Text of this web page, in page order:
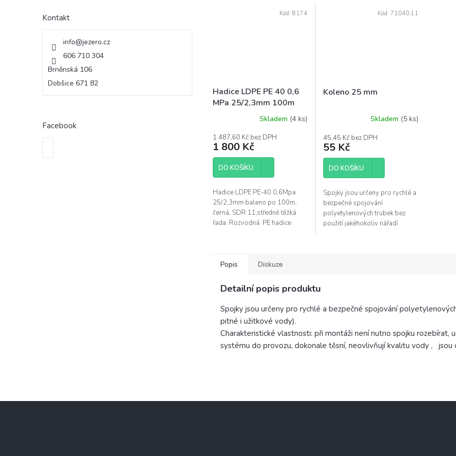
Kontakt
info@jezero.cz
606 710 304
Brněnská 106
Dobšice 671 82
Facebook
Hadice LDPE PE 40 0,6
MPa 25/2,3mm 100m
Skladem (4 ks)
1 487,60 Kč bez DPH
1 800 Kč
DO KOŠÍKU
Hadice LDPE PE-40 0,6Mpa
25/2,3mm baleno po 100m,
černá, SDR 11,středně těžká
řada. Rozvodná PE hadice
Kód: 8174
Koleno 25 mm
Skladem (5 ks)
45,45 Kč bez DPH
55 Kč
DO KOŠÍKU
Spojky jsou určeny pro rychlé a
bezpečné spojování
polyetylenových trubek bez
použití jakéhokoliv nářadí
Kód: 71040.11
Popis Diskuze
Detailní popis produktu
Spojky jsou určeny pro rychlé a bezpečné spojování
pitné i užitkové vody).
Charakteristické vlastnosti: při montáži není nutno spojku rozebírat,
systému do provozu, dokonale těsní, neovlivňují kvalitu vody , jsou